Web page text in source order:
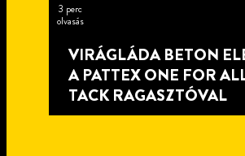
3 perc
olvasás
VIRÁGLÁDA BETON
A PATTEX ONE FOR
TACK RAGASZTÓVAL